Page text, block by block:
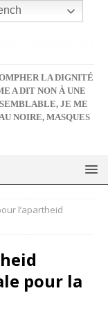
LA DIGNITÉ
A DIT NON À UNE
JE ME
NOIRE, MASQUES
l’apartheid
pour la